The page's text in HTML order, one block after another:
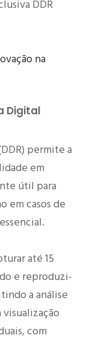
DDR
na
Digital
permite a
em
útil para
em casos de
até 15
e reproduzi-
a análise
com